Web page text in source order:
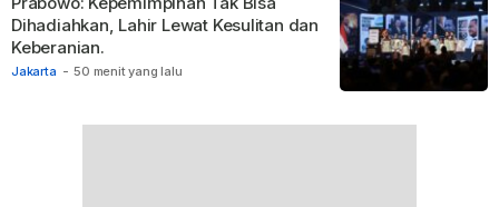
Jakarta - 50 menit yang lalu
Dihadiahkan, Lahir Lewat Kesulitan dan
Keberanian.